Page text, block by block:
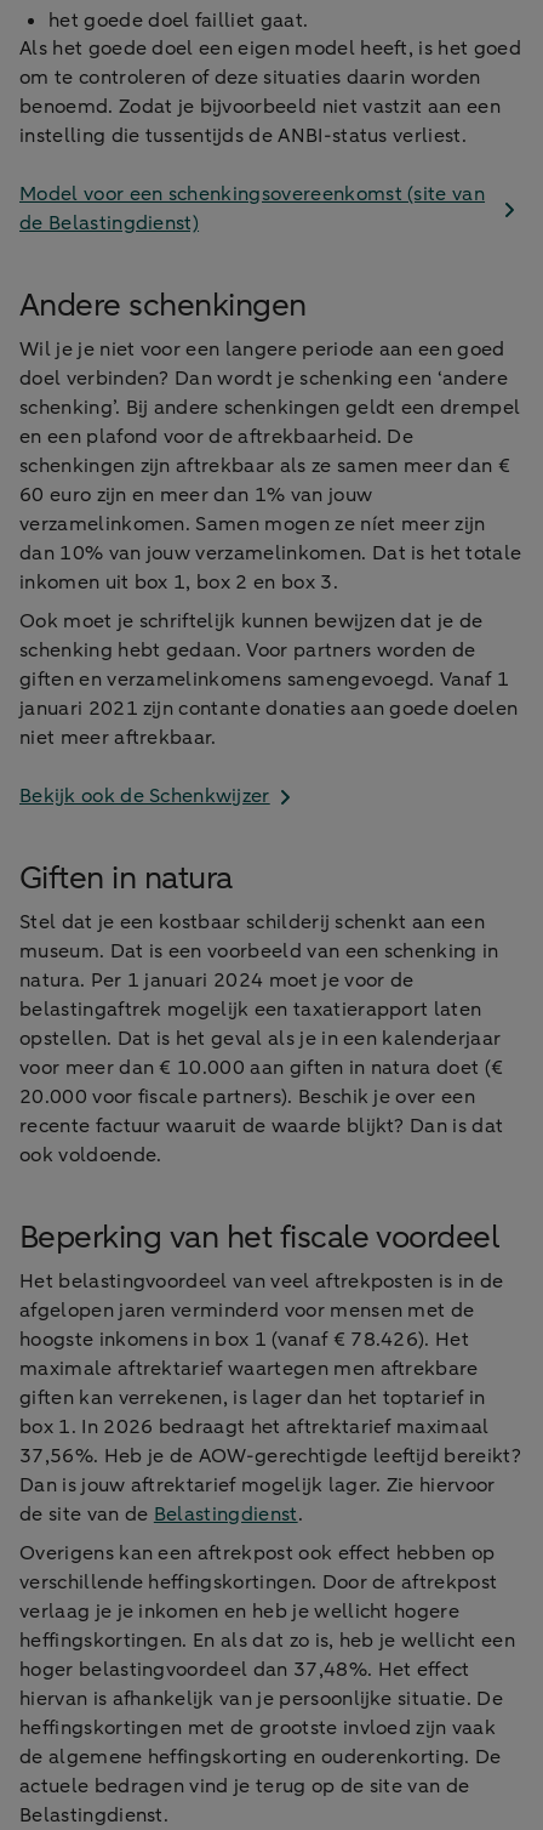
het goede doel failliet gaat.
Als het goede doel een eigen model heeft, is het goed
om te controleren of deze situaties daarin worden
benoemd. Zodat je bijvoorbeeld niet vastzit aan een
instelling die tussentijds de ANBI-status verliest.
Model voor een schenkingsovereenkomst (site van
de Belastingdienst)
Andere schenkingen
Wil je je niet voor een langere periode aan een goed
doel verbinden? Dan wordt je schenking een ‘andere
schenking’. Bij andere schenkingen geldt een drempel
en een plafond voor de aftrekbaarheid. De
schenkingen zijn aftrekbaar als ze samen meer dan €
60 euro zijn en meer dan 1% van jouw
verzamelinkomen. Samen mogen ze níet meer zijn
dan 10% van jouw verzamelinkomen. Dat is het totale
inkomen uit box 1, box 2 en box 3.
Ook moet je schriftelijk kunnen bewijzen dat je de
schenking hebt gedaan. Voor partners worden de
giften en verzamelinkomens samengevoegd. Vanaf 1
januari 2021 zijn contante donaties aan goede doelen
niet meer aftrekbaar.
Bekijk ook de Schenkwijzer
Giften in natura
Stel dat je een kostbaar schilderij schenkt aan een
museum. Dat is een voorbeeld van een schenking in
natura. Per 1 januari 2024 moet je voor de
belastingaftrek mogelijk een taxatierapport laten
opstellen. Dat is het geval als je in een kalenderjaar
voor meer dan € 10.000 aan giften in natura doet (€
20.000 voor fiscale partners). Beschik je over een
recente factuur waaruit de waarde blijkt? Dan is dat
ook voldoende.
Beperking van het fiscale voordeel
Het belastingvoordeel van veel aftrekposten is in de
afgelopen jaren verminderd voor mensen met de
hoogste inkomens in box 1 (vanaf € 78.426). Het
maximale aftrektarief waartegen men aftrekbare
giften kan verrekenen, is lager dan het toptarief in
box 1. In 2026 bedraagt het aftrektarief maximaal
37,56%. Heb je de AOW-gerechtigde leeftijd bereikt?
Dan is jouw aftrektarief mogelijk lager. Zie hiervoor
de site van de Belastingdienst.
Overigens kan een aftrekpost ook effect hebben op
verschillende heffingskortingen. Door de aftrekpost
verlaag je je inkomen en heb je wellicht hogere
heffingskortingen. En als dat zo is, heb je wellicht een
hoger belastingvoordeel dan 37,48%. Het effect
hiervan is afhankelijk van je persoonlijke situatie. De
heffingskortingen met de grootste invloed zijn vaak
de algemene heffingskorting en ouderenkorting. De
actuele bedragen vind je terug op de site van de
Belastingdienst.